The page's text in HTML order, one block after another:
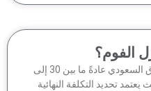
يتراوح سعر عزل الفوم في السوق السعودي عادةً ما بين 30 إلى
التكلفة النهائية